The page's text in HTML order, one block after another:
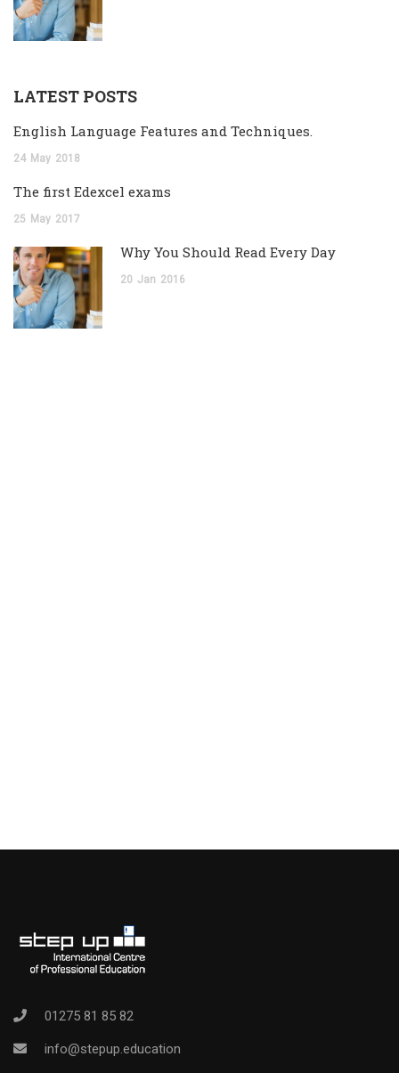
LATEST POSTS
English Language Features and Techniques.
24 May 2018
The first Edexcel exams
25 May 2017
Why You Should Read Every Day
20 Jan 2016
01275 81 85 82
info@stepup.education